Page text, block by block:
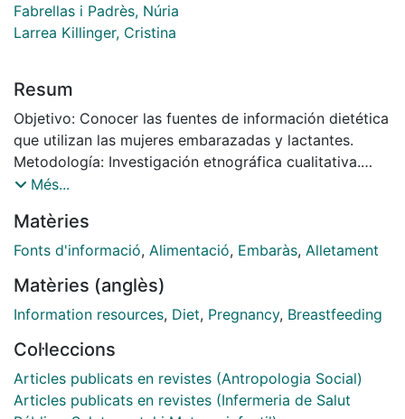
Fabrellas i Padrès, Núria
Larrea Killinger, Cristina
Resum
Objetivo: Conocer las fuentes de información dietética
que utilizan las mujeres embarazadas y lactantes.
Metodología: Investigación etnográfica cualitativa.
Realización de 21 entrevistas semiestructuradas a
preparación del parto y 14 sesiones de posparto, 15
diarios de alimentación cumplimentados la semana
las provincias de Barcelona y Tarragona. Resultados:
Las fuentes de información son: 1) Medios de
dos últimos son los más empleados); el principal
inconveniente es que las mujeres creen que hay
demasiada información y no se entiende, por lo que
Més...
Matèries
Fonts d'informació, Alimentació, Embaràs, Alletament
Matèries (anglès)
Information resources, Diet, Pregnancy, Breastfeeding
Col·leccions
Articles publicats en revistes (Antropologia Social)
Articles publicats en revistes (Infermeria de Salut